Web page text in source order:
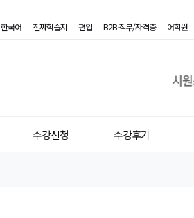
한국어 진짜학습지 편입 B2B·직무/자격증 어학원
스
수강신청 수강후기